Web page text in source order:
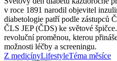
v roce 1891 narodil objevitel
diabetologie patří podle zástupců
ČLS JEP (ČDS) ke světové
revoluční proměnou, kterou
možnosti léčby a screeningu.
Z medicínyLifestyleTéma měsíce